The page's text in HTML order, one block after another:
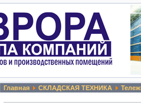
Главная СКЛАДСКАЯ ТЕХНИКА